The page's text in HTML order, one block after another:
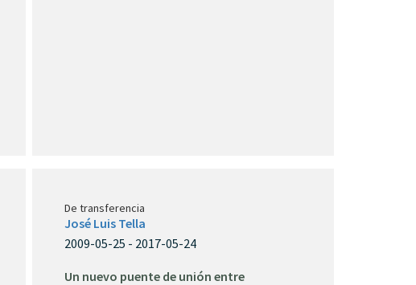
De transferencia
José Luis Tella
2009-05-25 - 2017-05-24
Un nuevo puente de unión entre